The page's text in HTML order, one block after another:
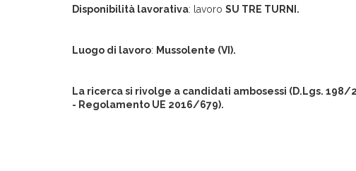
Disponibilità lavorativa: lavoro SU TRE TURNI.
Luogo di lavoro: Mussolente (VI).
La ricerca si rivolge a candidati ambosessi (D.Lgs.
- Regolamento UE 2016/679).